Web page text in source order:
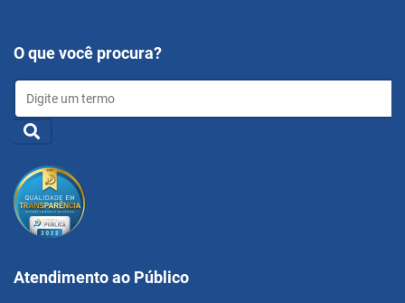
O que você procura?
Atendimento ao Público